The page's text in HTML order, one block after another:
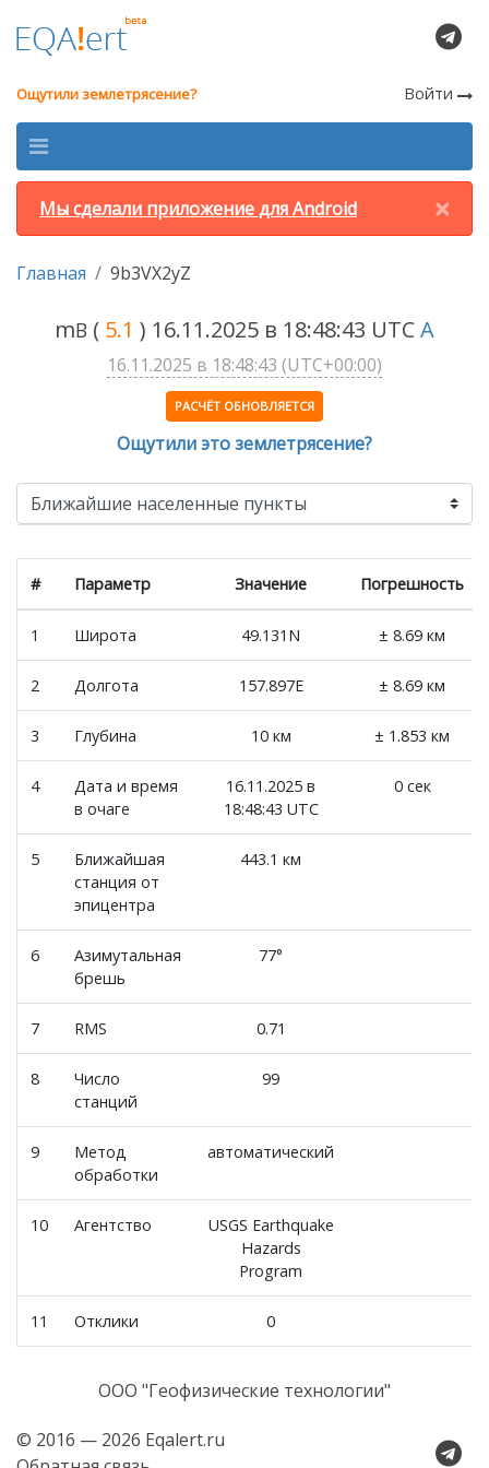
Ощутили землетрясение? Войти
×
Мы сделали приложение для Android
Главная 9b3VX2yZ
mB ( 5.1 ) 16.11.2025 в 18:48:43 UTCA
16.11.2025 в 18:48:43 (UTC+00:00)
РАСЧЁТ ОБНОВЛЯЕТСЯ
Ощутили это землетрясение?
# Параметр Значение Погрешность
1 Широта 49.131N ± 8.69 км
2 Долгота 157.897E ± 8.69 км
3 Глубина 10 км ± 1.853 км
4
Дата и время
в очаге
16.11.2025 в
18:48:43 UTC
0 сек
5
Ближайшая
станция от
эпицентра
443.1 км
6
Азимутальная
брешь
77°
7 RMS 0.71
8
Число
станций
99
9
Метод
обработки
автоматический
10 Агентство
USGS Earthquake
Hazards
Program
11 Отклики 0
© 2016 — 2026 Eqalert.ru
ООО "Геофизические технологии"